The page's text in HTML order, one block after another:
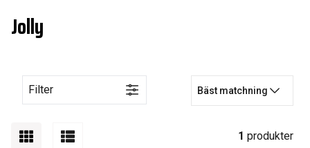
Jolly
Filter Bäst matchning
1 produkter